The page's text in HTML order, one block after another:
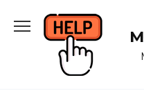
содержанию